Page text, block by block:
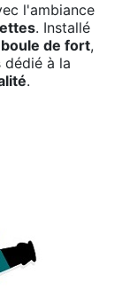
l'ambiance
. Installé
de fort,
à la
.